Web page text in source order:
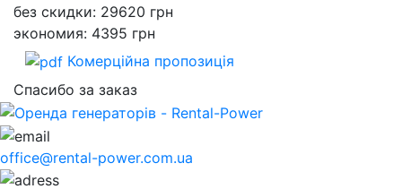
без скидки: 29620 грн
экономия: 4395 грн
Комерційна пропозиція
Спасибо за заказ
office@rental-power.com.ua